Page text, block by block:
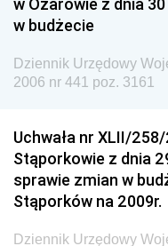
Społecznej
Dziennik Urzędowy
Dziennik Urzędowy
Przemysłu
Dziennik Urzędowy
Społecznej
Dziennik Urzędowy
w budżecie
Dziennik Urzędowy
2006 nr 441 poz. 3161
Uchwała nr XLII/
Stąporkowie z dnia
sprawie zmian w
Stąporków na 2009r.
Dziennik Urzędowy